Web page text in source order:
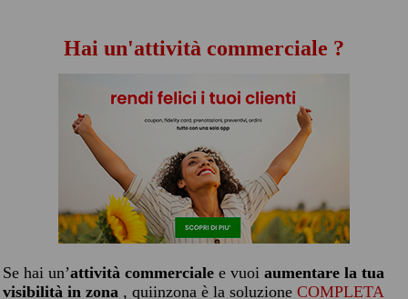
Hai un'attività commerciale ?
Se hai un’attività commerciale e vuoi aumentare la tua
visibilità in zona , quiinzona è la soluzione COMPLETA